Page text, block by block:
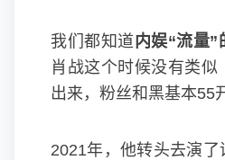
我们都知道 内娱“流量
肖战这个时候没有类
出来，粉丝和黑基本55
2021年，他转头去演